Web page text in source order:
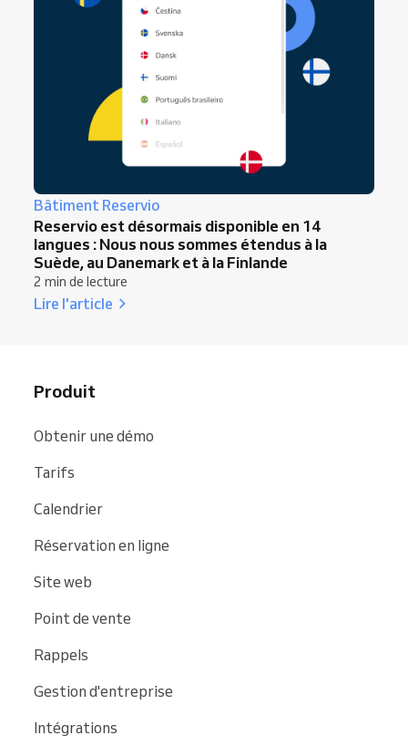
Bâtiment Reservio
Reservio est désormais disponible en 14
langues : Nous nous sommes étendus à la
Suède, au Danemark et à la Finlande
2 min de lecture
Lire l'article
Produit
Obtenir une démo
Tarifs
Calendrier
Réservation en ligne
Site web
Point de vente
Rappels
Gestion d'entreprise
Intégrations